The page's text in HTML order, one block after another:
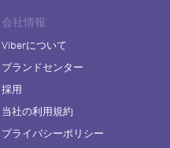
会社情報
Viberについて
ブランドセンター
採用
当社の利用規約
プライバシーポリシー